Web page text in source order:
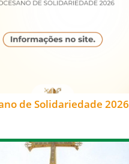
de Solidariedade 2026